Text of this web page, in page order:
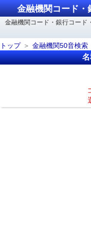
金融機関コード・
金融機関コード・銀行コード
トップ
金融機関50音検索